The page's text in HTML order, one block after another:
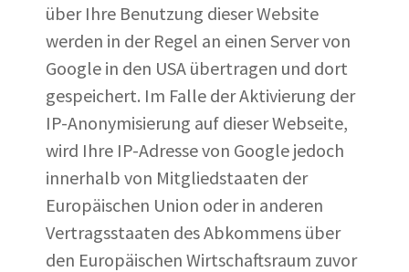
über Ihre Benutzung dieser Website
werden in der Regel an einen Server von
Google in den USA übertragen und dort
gespeichert. Im Falle der Aktivierung der
IP-Anonymisierung auf dieser Webseite,
wird Ihre IP-Adresse von Google jedoch
innerhalb von Mitgliedstaaten der
Europäischen Union oder in anderen
Vertragsstaaten des Abkommens über
den Europäischen Wirtschaftsraum zuvor